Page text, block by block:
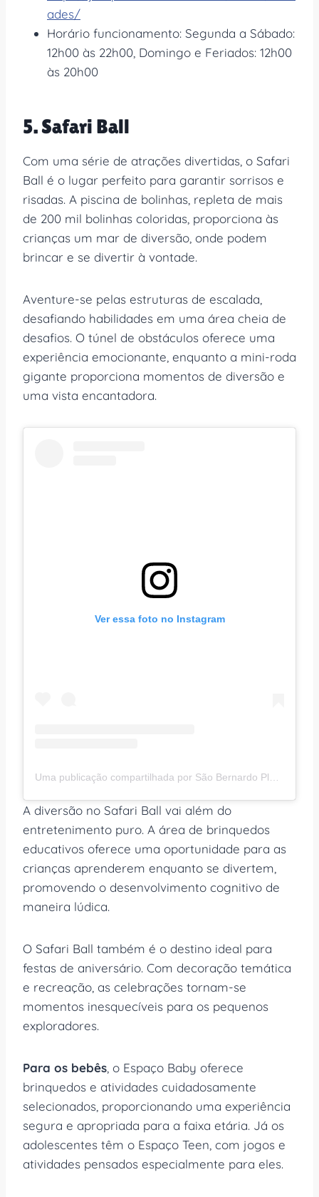
ades/
Horário funcionamento: Segunda a Sábado:
12h00 às 22h00, Domingo e Feriados: 12h00
às 20h00
5. Safari Ball
Com uma série de atrações divertidas, o Safari
Ball é o lugar perfeito para garantir sorrisos e
risadas. A piscina de bolinhas, repleta de mais
de 200 mil bolinhas coloridas, proporciona às
crianças um mar de diversão, onde podem
brincar e se divertir à vontade.
Aventure-se pelas estruturas de escalada,
desafiando habilidades em uma área cheia de
desafios. O túnel de obstáculos oferece uma
experiência emocionante, enquanto a mini-roda
gigante proporciona momentos de diversão e
uma vista encantadora.
Ver essa foto no Instagram
A diversão no Safari Ball vai além do
entretenimento puro. A área de brinquedos
educativos oferece uma oportunidade para as
crianças aprenderem enquanto se divertem,
promovendo o desenvolvimento cognitivo de
maneira lúdica.
O Safari Ball também é o destino ideal para
festas de aniversário. Com decoração temática
e recreação, as celebrações tornam-se
momentos inesquecíveis para os pequenos
exploradores.
Para os bebês , o Espaço Baby oferece
brinquedos e atividades cuidadosamente
selecionados, proporcionando uma experiência
segura e apropriada para a faixa etária. Já os
adolescentes têm o Espaço Teen, com jogos e
atividades pensados especialmente para eles.